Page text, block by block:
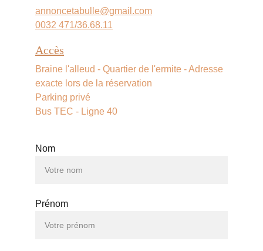
annoncetabulle@gmail.com
0032 471/36.68.11
Nom
Prénom
Accès
Braine l'alleud - Quartier de l'ermite - Adresse
exacte lors de la réservation
Parking privé
Bus TEC - Ligne 40